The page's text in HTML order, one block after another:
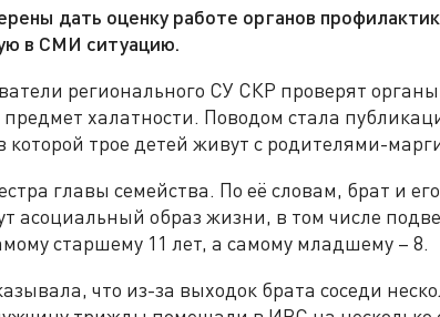
дать оценку работе органов
в СМИ ситуацию.
регионального СУ СКР проверят
предмет халатности. Поводом стала
которой трое детей живут с родителями-
главы семейства. По её словам, брат и
асоциальный образ жизни, в том числе
старшему 11 лет, а самому младшему – 8.
что из-за выходок брата соседи